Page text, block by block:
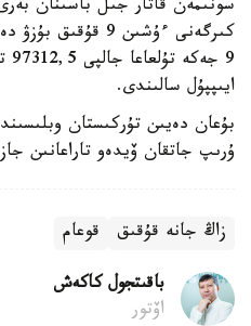
سونىمەن قاتار جىل باسىنان
كىرگەنى ءۇشىن 9
ايىپپۇل سالىندى.
بۇعان دەيىن تۇركىستان
ۇرىپ جاتقان ۆيدەو تاراعانىن
زاڭ جانە قۇقىق قوعام
باقىتجول كاكەش
اۆتور